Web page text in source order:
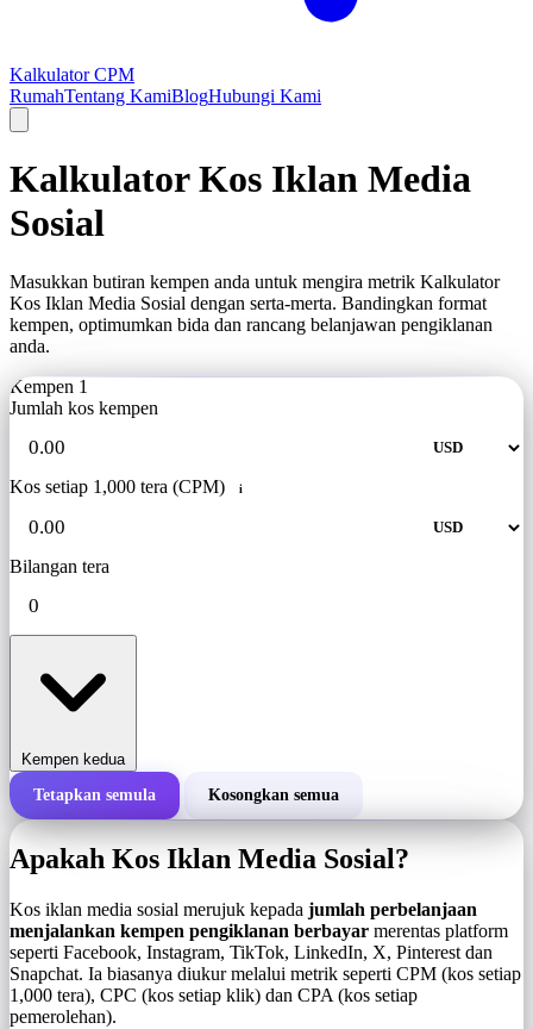
Kalkulator CPM
RumahTentang KamiBlogHubungi Kami
Kalkulator Kos Iklan Media
Sosial
Masukkan butiran kempen anda untuk mengira metrik Kalkulator
Kos Iklan Media Sosial dengan serta-merta. Bandingkan format
kempen, optimumkan bida dan rancang belanjawan pengiklanan
anda.
Kempen 1
Jumlah kos kempen
Kos setiap 1,000 tera (CPM) i
Bilangan tera
Kempen kedua
Jumlah kos kempen
Bilangan tera
Tetapkan semula Kosongkan semua
Apakah Kos Iklan Media Sosial?
Kos iklan media sosial merujuk kepada jumlah perbelanjaan
menjalankan kempen pengiklanan berbayar merentas platform
seperti Facebook, Instagram, TikTok, LinkedIn, X, Pinterest dan
Snapchat. Ia biasanya diukur melalui metrik seperti CPM (kos setiap
1,000 tera), CPC (kos setiap klik) dan CPA (kos setiap
pemerolehan).